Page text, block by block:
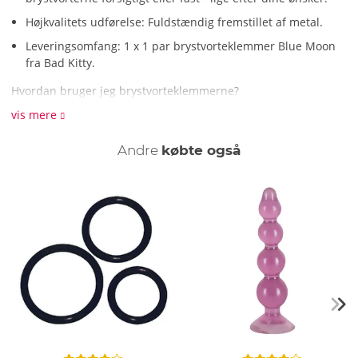
Højkvalitets udførelse: Fuldstændig fremstillet af metal.
Leveringsomfang: 1 x 1 par brystvorteklemmer Blue Moon
fra Bad Kitty.
Hvordan bruger jeg brystvorteklemmerne?
Brystvorteklemmernes justeringsskruer skrues på en ad
skrueender tager brystvorten i midten. Nu skrues skruerne
fast igen og klemmer dermed brystvorterne på plads. Du kan
Hvad er specielt ved brystvorteklemmerne?
Brystvorteklemmerne er smykker og glæde i ét! De griber
brystvorterne fast og formidler udseendet af en ægte piercing
med deres stilfulde enkle design. Du kan justere klemmernes
tryk eller klemstyrken individuelt - lige efter dine ønsker, fra
blid og sensuel til fast og intens. Med deres fjerlette vægt er
disse klemmer ideelle til begyndere og nysgerrige.
vis mere
Andre købte også